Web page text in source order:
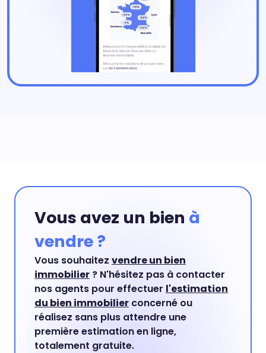
Vous avez un bien à
vendre ?
Vous souhaitez vendre un bien
immobilier ? N'hésitez pas à contacter
nos agents pour effectuer l'estimation
du bien immobilier concerné ou
réalisez sans plus attendre une
première estimation en ligne,
totalement gratuite.